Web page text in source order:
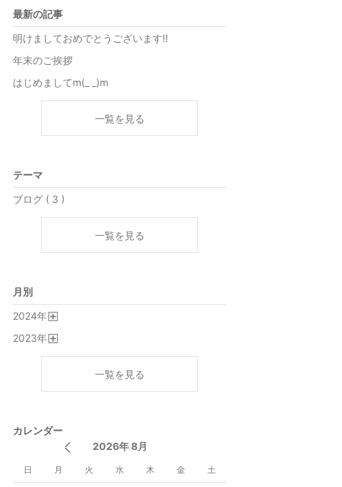
最新の記事
明けましておめでとうございます!!
年末のご挨拶
はじめましてm(_ _)m
一覧を見る
テーマ
ブログ ( 3 )
一覧を見る
月別
2024年
2023年
一覧を見る
カレンダー
2026年 8月
日 月 火 水 木 金 土